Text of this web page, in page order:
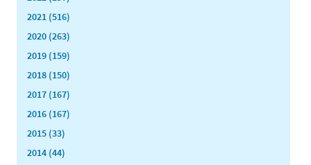
2021 (516)
2020 (263)
2019 (159)
2018 (150)
2017 (167)
2016 (167)
2015 (33)
2014 (44)